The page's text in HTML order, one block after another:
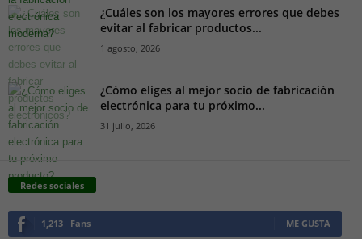
¿Cuáles son los mayores errores que debes
evitar al fabricar productos...
1 agosto, 2026
¿Cómo eliges al mejor socio de fabricación
electrónica para tu próximo...
31 julio, 2026
Redes sociales
1,213 Fans ME GUSTA